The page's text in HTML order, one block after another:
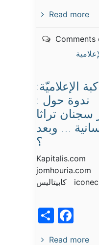
Read more
Comments
الإعلاميّة:
ندوة حول :
تراثا
… وبعد
؟
iconeculture.net 21-05-2021 كابيتاليس
Read more